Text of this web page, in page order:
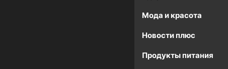
Мода и красота
Новости плюс
Продукты питания